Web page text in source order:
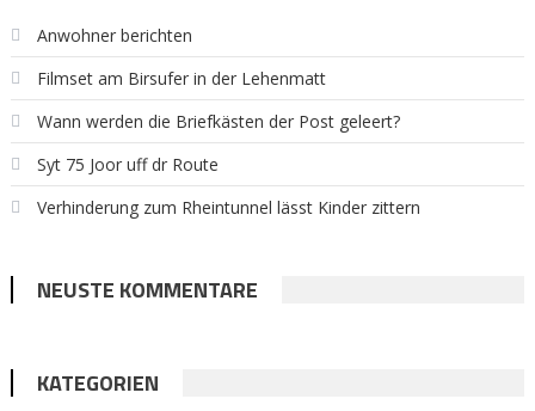
Anwohner berichten
Filmset am Birsufer in der Lehenmatt
Wann werden die Briefkästen der Post geleert?
Syt 75 Joor uff dr Route
Verhinderung zum Rheintunnel lässt Kinder zittern
NEUSTE KOMMENTARE
KATEGORIEN